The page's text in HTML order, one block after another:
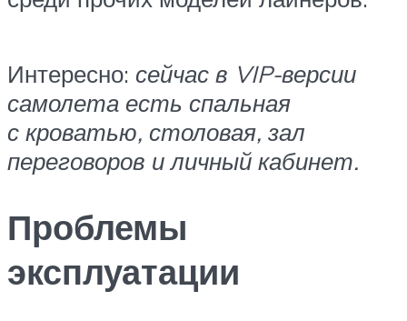
Интересно: сейчас в VIP-версии
самолета есть спальная
с кроватью, столовая, зал
переговоров и личный кабинет.
Проблемы
эксплуатации